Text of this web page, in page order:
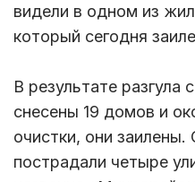
видели в одном из
который сегодня
В результате разгула
снесены 19 домов и
очистки, они заилены.
пострадали четыре